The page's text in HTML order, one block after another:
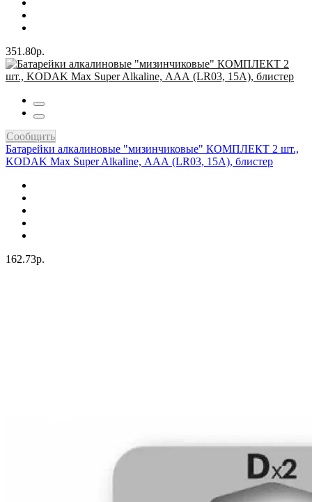
351.80р.
Сообщить
Батарейки алкалиновые "мизинчиковые" КОМПЛЕКТ 2 шт.,
KODAK Max Super Alkaline, ААА (LR03, 15А), блистер
162.73р.